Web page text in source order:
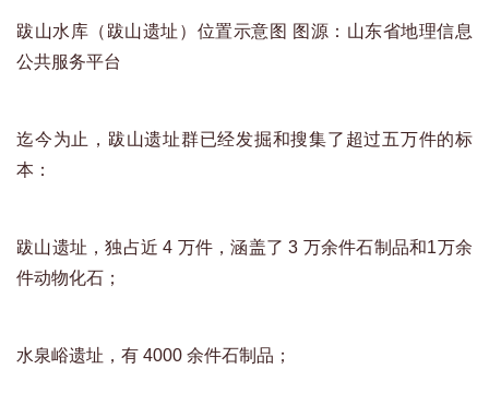
跋山水库（跋山遗址）位置示意图 图源：山东省地理信息
公共服务平台
迄今为止，跋山遗址群已经发掘和搜集了超过五万件的标
本：
跋山遗址，独占近 4 万件，涵盖了 3 万余件石制品和1万余
件动物化石；
水泉峪遗址，有 4000 余件石制品；